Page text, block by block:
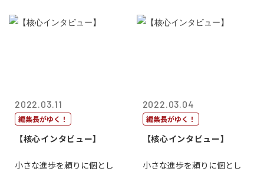
2022.03.11
編集長がゆく！
【核心インタビュー】
小さな進歩を頼りに個とし
2022.03.04
編集長がゆく！
【核心インタビュー】
小さな進歩を頼りに個とし